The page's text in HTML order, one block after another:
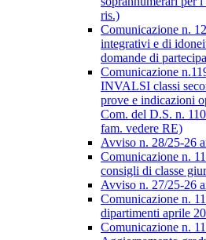
ris.)
Comunicazione n.
integrativi e di
domande di
Comunicazione
INVALSI classi
prove e indicazioni
Com. del D.S. n.
fam. vedere RE)
Avviso n. 28/25-26
Comunicazione n.
consigli di classe
Avviso n. 27/25-26
Comunicazione n.
dipartimenti aprile
Comunicazione n.